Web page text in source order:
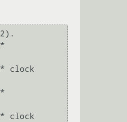
clock
clock